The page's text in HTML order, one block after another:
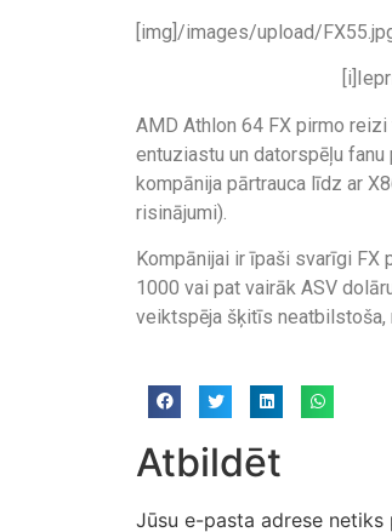
[img]/images/upload/
AMD Athlon 64 FX pirmo
entuziastu un datorspēļu
kompānija pārtrauca līdz ar
risinājumi).
Kompānijai ir īpaši svarīgi FX
1000 vai pat vairāk ASV
veiktspēja šķitīs
Atbildēt
Jūsu e-pasta adrese netiks